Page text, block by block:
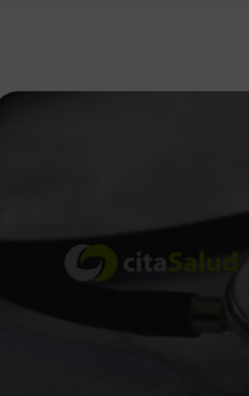
CitaSalud
SOFTWARE